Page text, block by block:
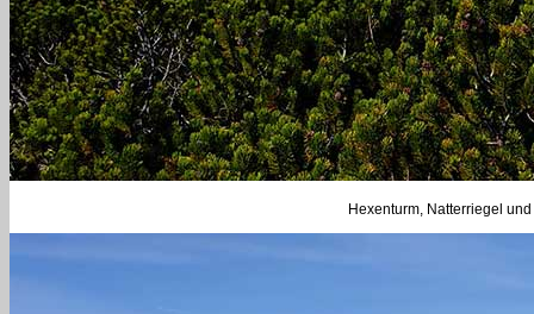
Hexenturm, Natterriegel